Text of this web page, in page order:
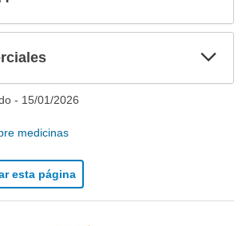
- 15/01/2026
medicinas
esta página